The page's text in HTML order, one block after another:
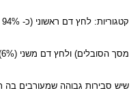
קטגוריות: לחץ דם ראשוני (כ- 94%
שיש סבירות גבוהה שמעורבים בה